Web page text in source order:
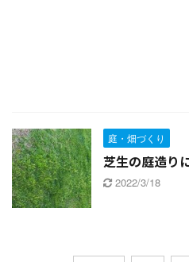
庭・畑づくり
芝生の庭造り
2022/3/18